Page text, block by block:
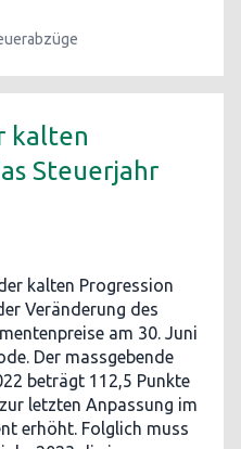
kalten
Steuerjahr
kalten Progression
Veränderung des
am 30. Juni
Der massgebende
beträgt 112,5 Punkte
letzten Anpassung im
erhöht. Folglich muss